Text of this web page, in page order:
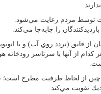
دقت توسط مردم رعايت مي‌شود.
از قايق (تردد روي آب) و يا
از آنها با سرتاسر رودخانه
چين از لحاظ ظرفيت مطرح
تقويت مي‌كند.